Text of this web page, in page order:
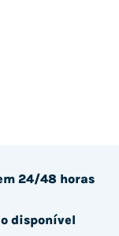
24/48 horas
disponível